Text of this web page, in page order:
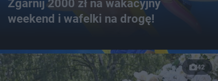
Zgarnij 2000 zł na wakacyjny
weekend i wafelki na drogę!
42